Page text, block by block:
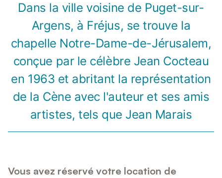
Dans la ville voisine de Puget-sur-
Argens, à Fréjus, se trouve la
chapelle Notre-Dame-de-Jérusalem,
conçue par le célèbre Jean Cocteau
en 1963 et abritant la représentation
de la Cène avec l'auteur et ses amis
artistes, tels que Jean Marais
Vous avez réservé votre location de